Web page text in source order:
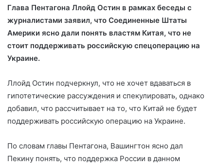
Глава Пентагона Ллойд Остин в рамках беседы с
журналистами заявил, что Соединенные Штаты
Америки ясно дали понять властям Китая, что не
стоит поддерживать российскую спецоперацию на
Украине.
Ллойд Остин подчеркнул, что не хочет вдаваться в
гипотетические рассуждения и спекулировать, однако
добавил, что рассчитывает на то, что Китай не будет
поддерживать российскую операцию на Украине.
По словам главы Пентагона, Вашингтон ясно дал
Пекину понять, что поддержка России в данном